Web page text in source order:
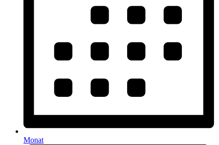
Monat